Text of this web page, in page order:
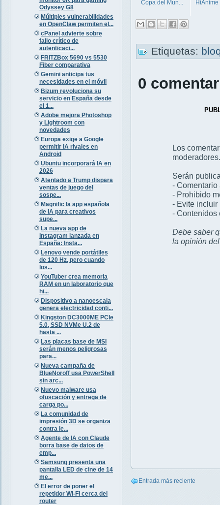
Odyssey G8
Múltiples vulnerabilidades
en OpenClaw permiten el...
cPanel advierte sobre
fallo crítico de
autenticaci...
FRITZBox 5690 vs 5530
Fiber comparativa
Gemini anticipa tus
necesidades en el móvil
Bizum revoluciona su
servicio en España desde
el 1...
Adobe mejora Photoshop
y Lightroom con
novedades
Europa exige a Google
permitir IA rivales en
Android
Ubuntu incorporará IA en
2026
Atentado a Trump dispara
ventas de juego del
sospe...
Magnific la app española
de IA para creativos
supe...
La nueva app de
Instagram lanzada en
España: Insta...
Lenovo vende portátiles
de 120 Hz, pero cuando
los...
YouTuber crea memoria
RAM en un laboratorio que
hi...
Dispositivo a nanoescala
genera electricidad conti...
Kingston DC3000ME PCIe
5.0, SSD NVMe U.2 de
hasta ...
Las placas base de MSI
serán menos peligrosas
para...
Nueva campaña de
BlueNoroff usa PowerShell
sin arc...
Nuevo malware usa
ofuscación y entrega de
carga po...
La comunidad de
impresión 3D se organiza
contra le...
Agente de IA con Claude
borra base de datos de
emp...
Samsung presenta una
pantalla LED de cine de 14
me...
El error de poner el
repetidor Wi-Fi cerca del
router
Copa del Mun... HiAnime
Etiquetas:
0
Los
moderadores.
Serán
- Comentario
- Prohibido
- Evite incluir
- Contenidos
Debe saber
la opinión
Entrada más reciente